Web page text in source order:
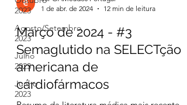
2023
Agosto/Setembro
2023
Julho
2023
Junho
2023
esFOAMeados Portugal
1 de abr. de 2024
12 min de leitura
Março de 2024 - #3
Semaglutido na SELECTção
americana de